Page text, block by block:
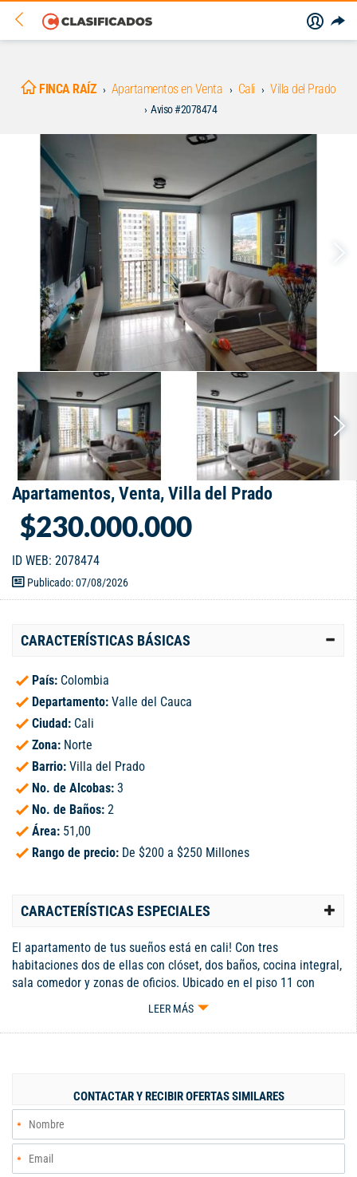
FINCA RAÍZ Apartamentos en Venta Cali Villa del Prado
Aviso #2078474
Apartamentos, Venta, Villa del Prado
$230.000.000
ID WEB: 2078474
Publicado: 07/08/2026
CARACTERÍSTICAS BÁSICAS
País: Colombia
Departamento: Valle del Cauca
Ciudad: Cali
Zona: Norte
Barrio: Villa del Prado
No. de Alcobas: 3
No. de Baños: 2
Área: 51,00
Rango de precio: De $200 a $250 Millones
CARACTERÍSTICAS ESPECIALES
El apartamento de tus sueños está en cali! Con tres
habitaciones dos de ellas con clóset, dos baños, cocina integral,
sala comedor y zonas de oficios. Ubicado en el piso 11 con
excelente vista e iluminación, detrás del metro de la 70 y cerca
piscina de niños y adultos, salón social, parque infantil,
LEER MÁS
CONTACTAR Y RECIBIR OFERTAS SIMILARES